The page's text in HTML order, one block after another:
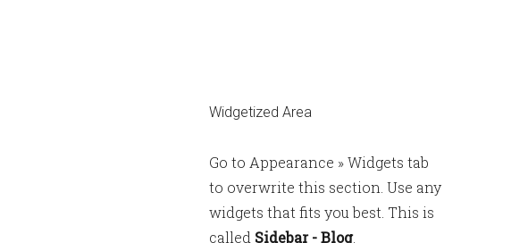
Widgetized Area
Go to Appearance » Widgets tab
to overwrite this section. Use any
widgets that fits you best. This is
called Sidebar - Blog.